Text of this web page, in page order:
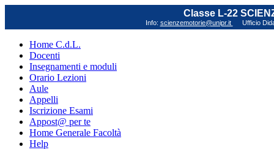
Classe L-22
Info: scienzemotorie@unipr.it Ufficio
Home C.d.L.
Docenti
Insegnamenti e moduli
Orario Lezioni
Aule
Appelli
Iscrizione Esami
Appost@ per te
Home Generale Facoltà
Help